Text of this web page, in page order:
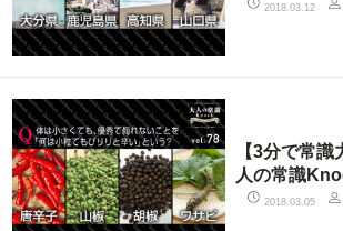
2018.03.12
【3分で常
人の常識
2018.03.05